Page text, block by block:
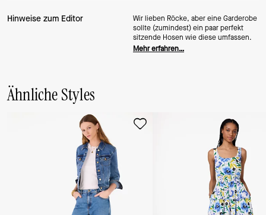
Hinweise zum Editor
Wir lieben Röcke, aber eine Garderobe
sollte (zumindest) ein paar perfekt
sitzende Hosen wie diese umfassen.
Mehr erfahren…
Ähnliche Styles